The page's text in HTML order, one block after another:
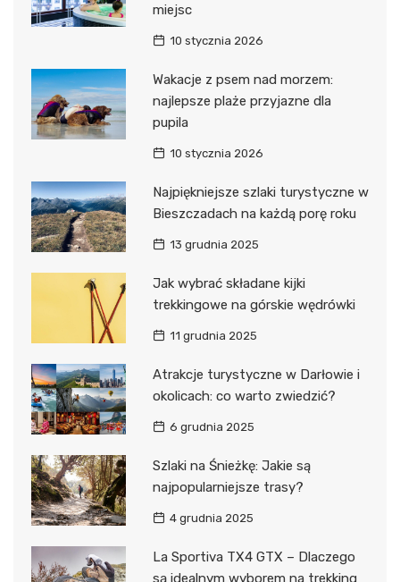
miejsc
10 stycznia 2026
Wakacje z psem nad morzem:
najlepsze plaże przyjazne dla
pupila
10 stycznia 2026
Najpiękniejsze szlaki turystyczne w
Bieszczadach na każdą porę roku
13 grudnia 2025
Jak wybrać składane kijki
trekkingowe na górskie wędrówki
11 grudnia 2025
Atrakcje turystyczne w Darłowie i
okolicach: co warto zwiedzić?
6 grudnia 2025
Szlaki na Śnieżkę: Jakie są
najpopularniejsze trasy?
4 grudnia 2025
La Sportiva TX4 GTX – Dlaczego
są idealnym wyborem na trekking